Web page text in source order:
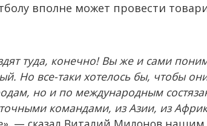
вполне может провести
туда, конечно! Вы же и сами
Но все-таки хотелось бы, чтобы
но и по международным
командами, из Азии, из